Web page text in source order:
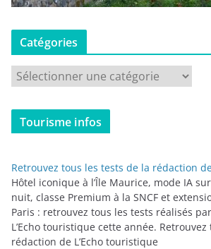
Catégories
a
t
o
r
i
e
s
Tourisme infos
Retrouvez tous les tests de la rédaction
Hôtel iconique à l’Île Maurice, mode IA
nuit, classe Premium à la SNCF et
Paris : retrouvez tous les tests réalisés
L’Echo touristique cette année.
rédaction de L’Echo touristique